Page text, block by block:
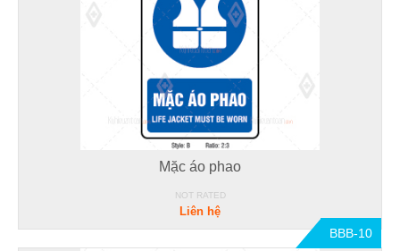
Mặc áo phao
NOT RATED
Liên hệ
BBB-10